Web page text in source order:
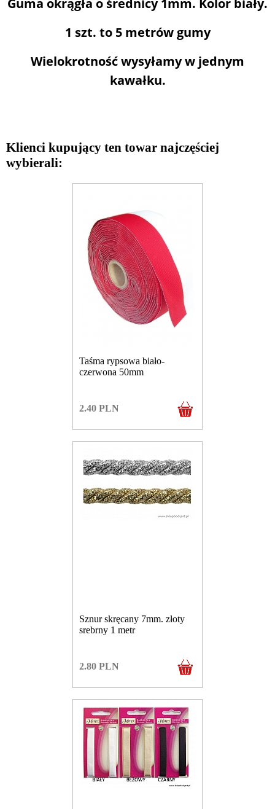
Guma okrągła o średnicy 1mm. Kolor biały.
1 szt. to 5 metrów gumy
Wielokrotność wysyłamy w jednym
kawałku.
Klienci kupujący ten towar najczęściej
wybierali:
Taśma rypsowa biało-
czerwona 50mm
2.40 PLN
Sznur skręcany 7mm. złoty
srebrny 1 metr
2.80 PLN